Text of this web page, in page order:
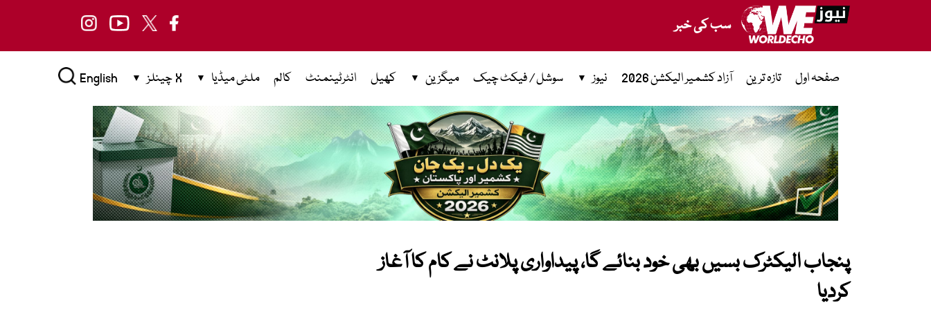
سب کی خبر
صفحہ اول تازہ ترین آزاد کشمیر الیکشن 2026 نیوز سوشل / فیکٹ چیک میگزین کھیل انٹرٹینمنٹ کالم ملٹی میڈیا X چینلز English
پنجاب الیکٹرک بسیں بھی خود بنائے گا، پیداواری پلانٹ نے کام کا آغاز
کردیا